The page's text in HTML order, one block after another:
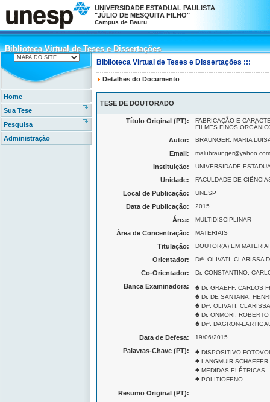
UNIVERSIDADE ESTADUAL PAULISTA
"JÚLIO DE MESQUITA FILHO"
Campus de Bauru
Biblioteca Virtual de Teses e Dissertações
Biblioteca Virtual de Teses e Dissertações
Home
Sua Tese
Pesquisa
Administração
Biblioteca Virtual de Teses e Dissertações :::
Detalhes do Documento
TESE DE DOUTORADO
Título Original (PT):
FABRICAÇÃO E
FILMES FINOS
Autor: BRAUNGER, MARIA
Email: malubraunger@yahoo.com
Instituição: UNIVERSIDADE
Unidade: FACULDADE DE
Local de Publicação: UNESP
Data de Publicação: 2015
Área: MULTIDISCIPLINAR
Área de Concentração: MATERIAIS
Titulação: DOUTOR(A) EM
Orientador: Drª. OLIVATI, CLARISSA
Co-Orientador: Dr. CONSTANTINO,
Banca Examinadora: ♠ Dr. GRAEFF, CARLOS
♠ Dr. DE SANTANA,
♠ Drª. OLIVATI,
♠ Dr. ONMORI,
♠ Drª. DAGRON-
Data de Defesa: 19/06/2015
Palavras-Chave (PT): ♠ DISPOSITIVO
♠ LANGMUIR-SCHAEFER
♠ MEDIDAS ELÉTRICAS
♠ POLITIOFENO
Resumo Original (PT):